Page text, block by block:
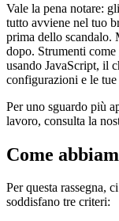
Vale la pena notare:
tutto avviene nel tuo
prima dello scandalo.
dopo. Strumenti come
usando JavaScript, il
configurazioni e le
Per uno sguardo più
lavoro, consulta la
Come
Per questa rassegna,
soddisfano tre criteri: